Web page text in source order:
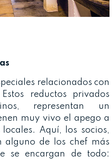
relacionados con
reductos privados
representan un
muy vivo el apego a
Aquí, los socios,
alguno de los chef más
se encargan de todo: